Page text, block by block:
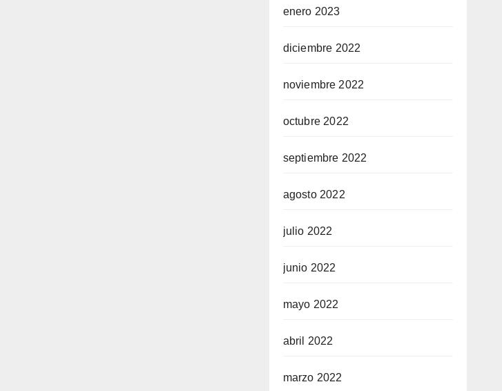
enero 2023
diciembre 2022
noviembre 2022
octubre 2022
septiembre 2022
agosto 2022
julio 2022
junio 2022
mayo 2022
abril 2022
marzo 2022